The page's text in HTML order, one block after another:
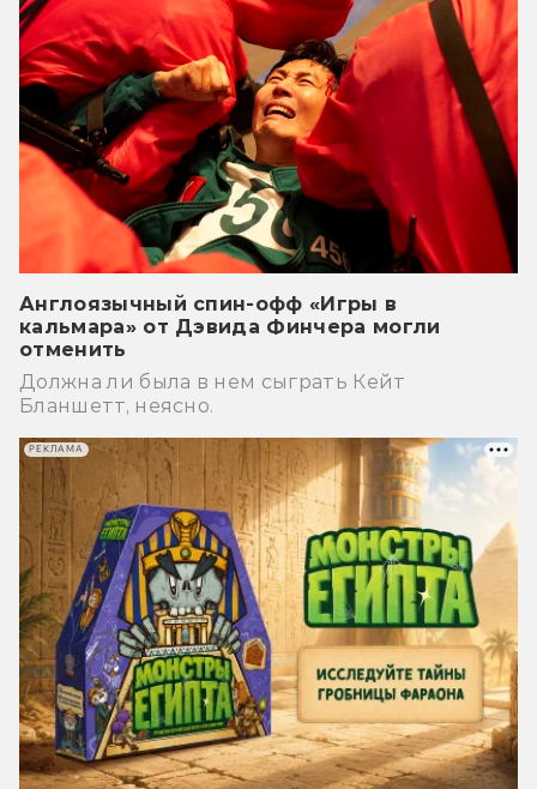
Англоязычный спин-офф «Игры в
кальмара» от Дэвида Финчера могли
отменить
Должна ли была в нем сыграть Кейт
Бланшетт, неясно.
РЕКЛАМА